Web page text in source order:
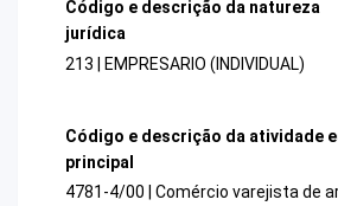
Código e descrição da natureza
jurídica
213 | EMPRESARIO (INDIVIDUAL)
Código e descrição da atividade
principal
4781-4/00 | Comércio varejista de